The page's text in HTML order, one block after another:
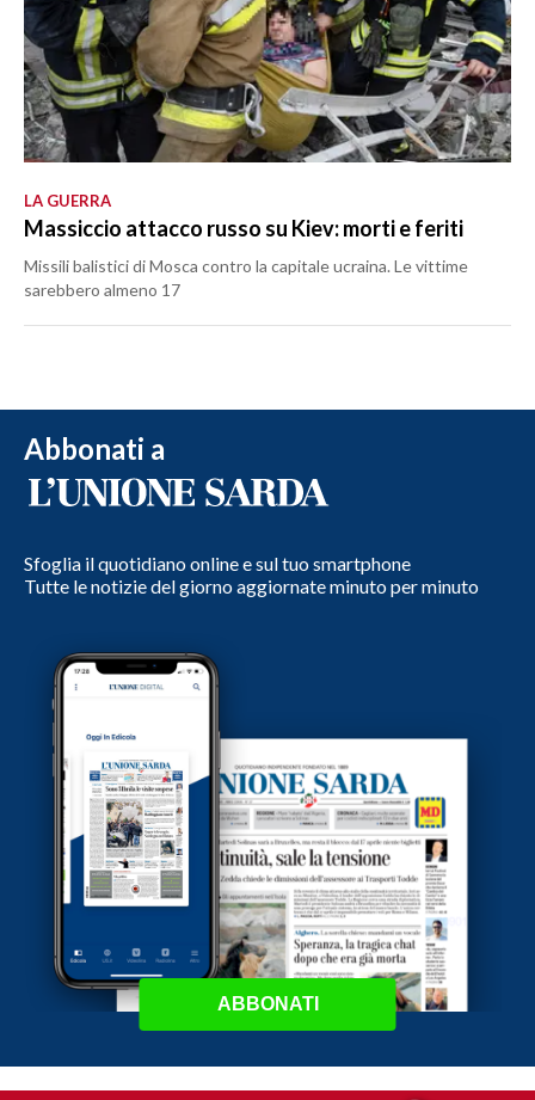
LA GUERRA
Massiccio attacco russo su Kiev: morti e feriti
Missili balistici di Mosca contro la capitale ucraina. Le vittime
sarebbero almeno 17
Abbonati a
Sfoglia il quotidiano online e sul tuo smartphone
Tutte le notizie del giorno aggiornate minuto per minuto
ABBONATI